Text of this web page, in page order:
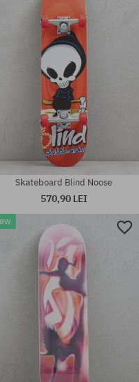
Mărimi existente:
Skateboard Blind Noose
570,90 LEI